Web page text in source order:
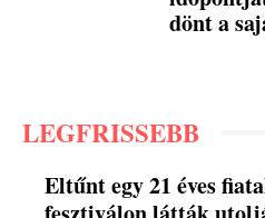
dönt a
LEGFRISSEBB
Eltűnt egy 21 éves